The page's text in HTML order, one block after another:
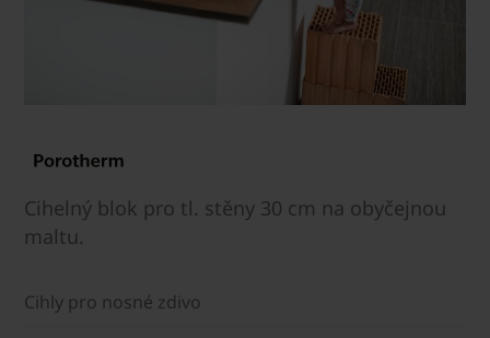
Cihelný blok pro tl. stěny 30 cm na obyčejnou
maltu.
Cihly pro nosné zdivo